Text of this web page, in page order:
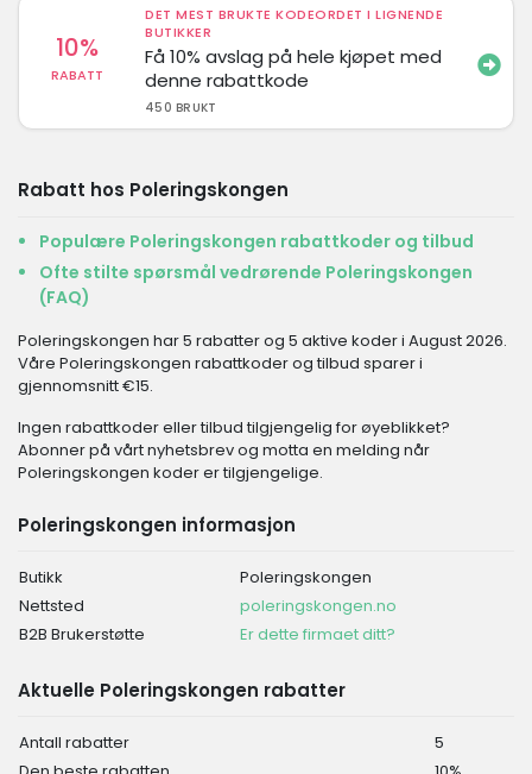
10%
RABATT
DET MEST BRUKTE KODEORDET I LIGNENDE
BUTIKKER
Få 10% avslag på hele kjøpet med
denne rabattkode
450 BRUKT
Rabatt hos Poleringskongen
Populære Poleringskongen rabattkoder og tilbud
Ofte stilte spørsmål vedrørende Poleringskongen
(FAQ)
Poleringskongen har 5 rabatter og 5 aktive koder i August 2026.
Våre Poleringskongen rabattkoder og tilbud sparer i
gjennomsnitt €15.
Ingen rabattkoder eller tilbud tilgjengelig for øyeblikket?
Abonner på vårt nyhetsbrev og motta en melding når
Poleringskongen koder er tilgjengelige.
Poleringskongen informasjon
Butikk
Poleringskongen
Nettsted
poleringskongen.no
B2B Brukerstøtte
Er dette firmaet ditt?
Aktuelle Poleringskongen rabatter
Antall rabatter
5